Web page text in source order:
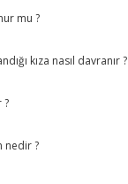
mu ?
kıza nasıl davranır ?
?
nedir ?